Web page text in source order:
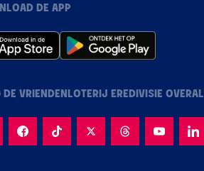
DE APP
DE VRIENDENLOTERIJ EREDIVISIE OVERAL